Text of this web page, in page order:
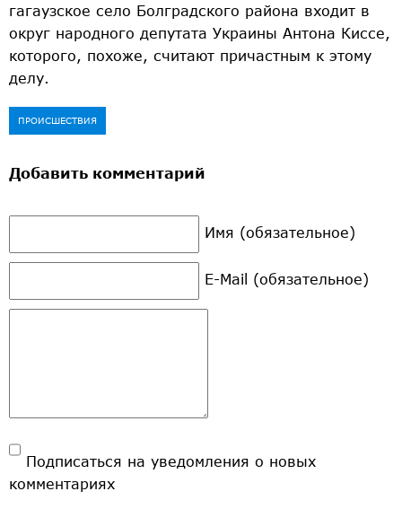
гагаузское село Болградского района входит в
округ народного депутата Украины Антона Киссе,
которого, похоже, считают причастным к этому
делу.
ПРОИСШЕСТВИЯ
Добавить комментарий
Имя (обязательное)
E-Mail (обязательное)
Подписаться на уведомления о новых
комментариях